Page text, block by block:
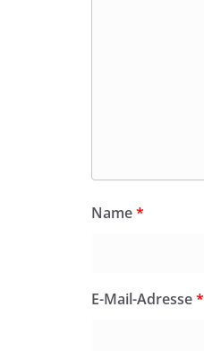
Name*
E-Mail-Adresse*